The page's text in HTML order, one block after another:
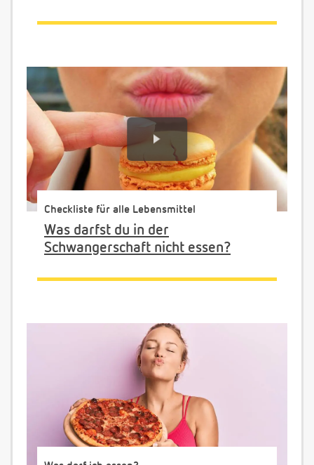
Checkliste für alle Lebensmittel
Was darfst du in der
Schwangerschaft nicht essen?